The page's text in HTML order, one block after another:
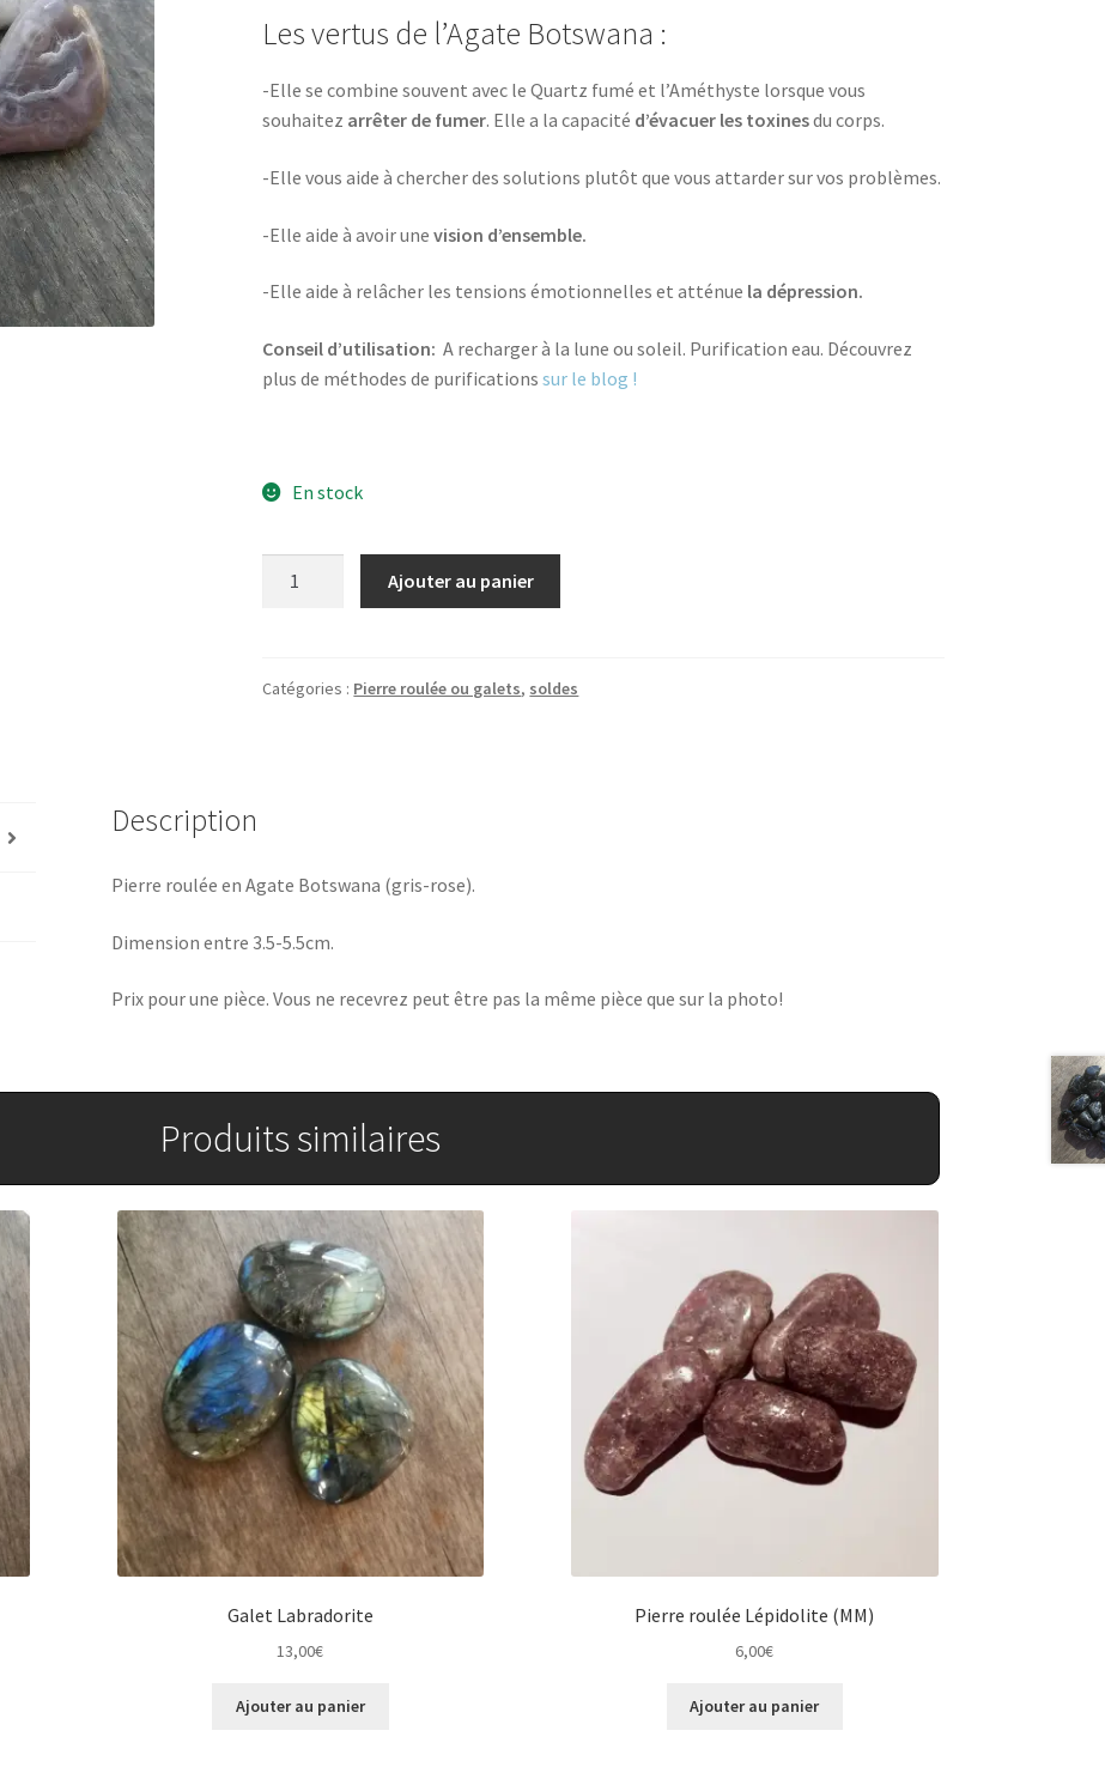
Les vertus de l’Agate Botswana :
-Elle se combine souvent avec le Quartz fumé et l’Améthyste lorsque vous
souhaitez arrêter de fumer. Elle a la capacité d’évacuer les toxinesdu corps.
-Elle vous aide à chercher des solutions plutôt que vous attarder sur vos problèmes.
-Elle aide à avoir une vision d’ensemble.
-Elle aide à relâcher les tensions émotionnelles et atténue la dépression.
Conseil d’utilisation: A recharger à la lune ou soleil. Purification eau. Découvrez
plus de méthodes de purificationssur le blog !
En stock
Ajouter au panier
Catégories : Pierre roulée ou galets, soldes
Description
Pierre roulée en Agate Botswana (gris-rose).
Dimension entre 3.5-5.5cm.
Prix pour une pièce. Vous ne recevrez peut être pas la même pièce que sur la photo!
Produits similaires
Galet Labradorite
13,00€
Ajouter au panier
Pierre roulée Lépidolite (MM)
6,00€
Ajouter au panier